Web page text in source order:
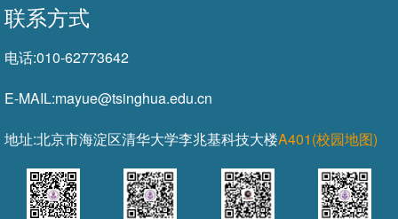
联系方式
电话:010-62773642
E-MAIL:mayue@tsinghua.edu.cn
地址:北京市海淀区清华大学李兆基科技大楼A401(校园地图)